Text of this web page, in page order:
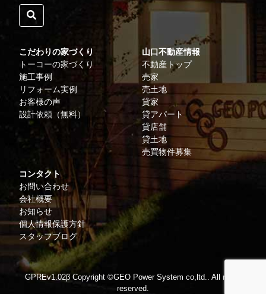
こだわりの家づくり
トーコーの家づくり
施工事例
リフォーム実例
お客様の声
設計依頼（無料）
山口不動産情報
不動産トップ
売家
売土地
貸家
貸アパート
貸店舗
貸土地
売買物件募集
コンタクト
お問い合わせ
会社概要
お知らせ
個人情報保護方針
スタッフブログ
GPREv1.02β Copyright ©GEO Power System co,ltd.. All rights
reserved.